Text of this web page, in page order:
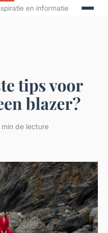
en informatie
tips voor
blazer?
de lecture